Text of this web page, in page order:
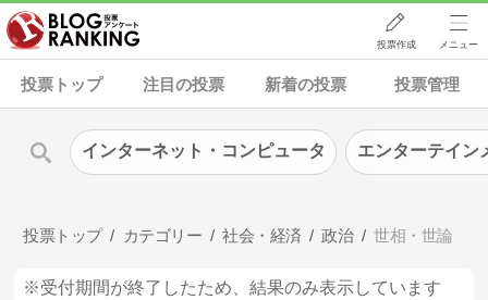
投票作成 メニュー
投票トップ 注目の投票 新着の投票 投票管理
投票トップ カテゴリー 社会・経済 政治 世相・世論
※受付期間が終了したため、結果のみ表示しています
インターネット・コンピュータ エンターテイン